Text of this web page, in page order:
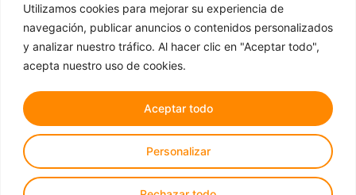
Utilizamos cookies para mejorar su experiencia de
navegación, publicar anuncios o contenidos personalizados
y analizar nuestro tráfico. Al hacer clic en "Aceptar todo",
acepta nuestro uso de cookies.
Personalizar
Aceptar todo
Somos Partners
Todos los derechos reservados © 2022